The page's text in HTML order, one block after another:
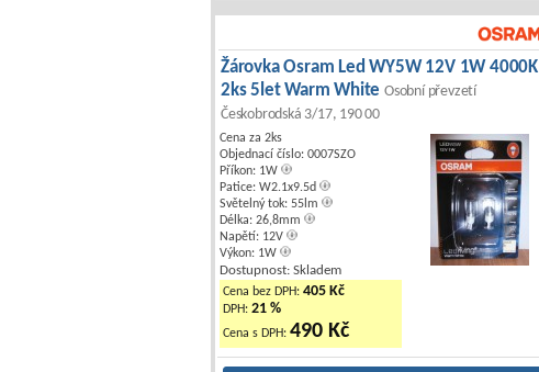
Žárovka Osram Led WY5W 12V 1W 4000K
2ks 5let Warm WhiteOsobní převzetí
Českobrodská 3/17, 190 00
Cena za 2ks
Objednací číslo: 0007SZO
Příkon: 1W
Patice: W2.1x9.5d
Světelný tok: 55lm
Délka: 26,8mm
Napětí: 12V
Výkon: 1W
Dostupnost: Skladem
Cena bez DPH: 405 Kč
DPH: 21 %
Cena s DPH: 490 Kč